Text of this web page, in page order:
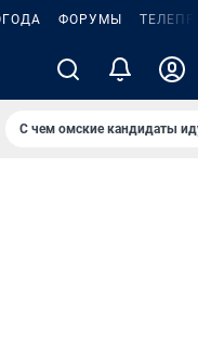
ФОРУМЫ
С чем омские кандидаты